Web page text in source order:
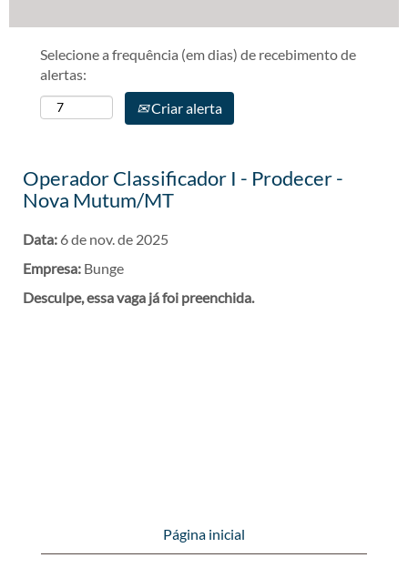
Selecione a frequência (em dias) de recebimento de
alertas:
Criar alerta
Operador Classificador I - Prodecer -
Nova Mutum/MT
Data: 6 de nov. de 2025
Empresa: Bunge
Desculpe, essa vaga já foi preenchida.
Página inicial